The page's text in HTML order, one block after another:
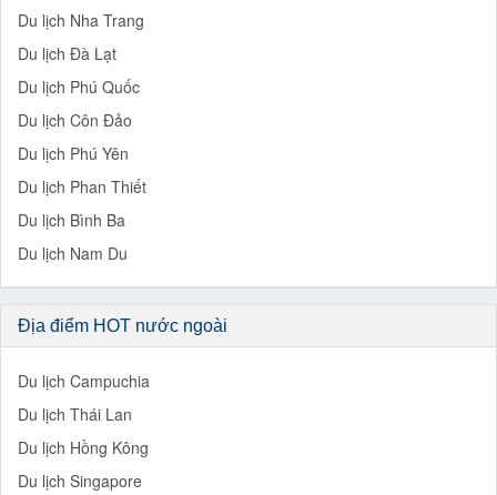
Du lịch Nha Trang
Du lịch Đà Lạt
Du lịch Phú Quốc
Du lịch Côn Đảo
Du lịch Phú Yên
Du lịch Phan Thiết
Du lịch Bình Ba
Du lịch Nam Du
Địa điểm HOT nước ngoài
Du lịch Campuchia
Du lịch Thái Lan
Du lịch Hồng Kông
Du lịch Singapore